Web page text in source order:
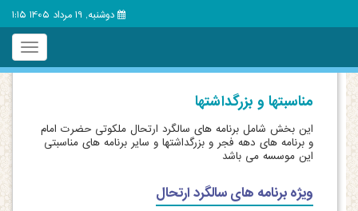
دوشنبه, 19 مرداد 1405 1:15
Toggle
مناسبتها و بزرگداشتها
این بخش شامل برنامه های سالگرد ارتحال ملکوتی حضرت امام
و برنامه های دهه فجر و بزرگداشتها و سایر برنامه های مناسبتی
این موسسه می باشد
ویژه برنامه های سالگرد ارتحال